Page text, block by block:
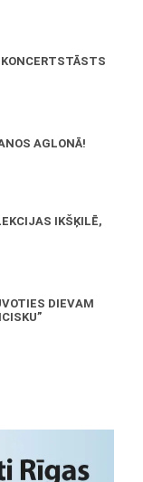
AGLONĀ!
IKŠĶILĒ,
DIEVAM